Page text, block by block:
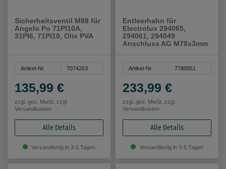
Sicherheitsventil M88 für
Angelo Po 71PI10A,
31PI6, 71PI10, Olis PVA
Artikel-Nr. 7074263
135,99 €
zzgl. ges. MwSt. zzgl.
Versandkosten
Alle Details
Versandfertig in 3-5 Tagen
Entleerhahn für
Electrolux 294065,
294061, 294049
Anschluss AG M78x3mm
Artikel-Nr. 7780051
233,99 €
zzgl. ges. MwSt. zzgl.
Versandkosten
Alle Details
Versandfertig in 3-5 Tagen